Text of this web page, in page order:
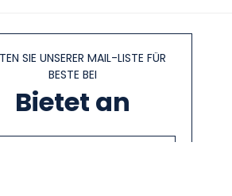
SIE UNSERER MAIL-LISTE FÜR
BESTE BEI
Bietet an